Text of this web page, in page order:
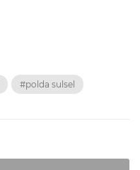
#polda sulsel